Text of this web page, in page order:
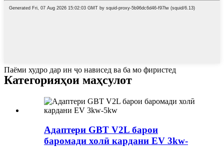
Паёми худро дар ин ҷо нависед ва ба мо фиристед
Категорияҳои маҳсулот
Адаптери GBT V2L барои
баромади холӣ кардани EV 3kw-